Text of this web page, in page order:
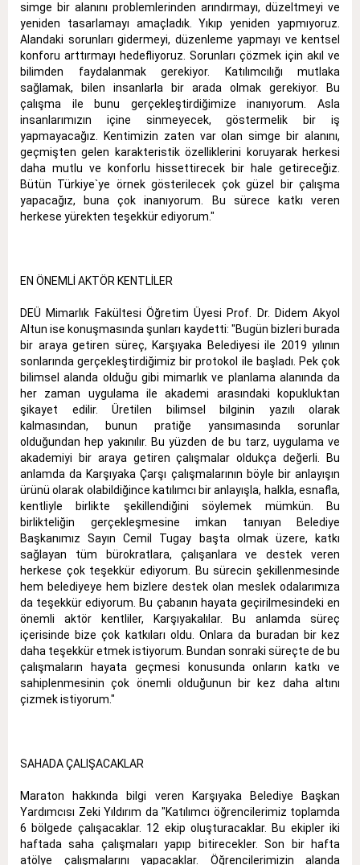
simge bir alanını problemlerinden arındırmayı, düzeltmeyi ve
yeniden tasarlamayı amaçladık. Yıkıp yeniden yapmıyoruz.
Alandaki sorunları gidermeyi, düzenleme yapmayı ve kentsel
konforu arttırmayı hedefliyoruz. Sorunları çözmek için akıl ve
bilimden faydalanmak gerekiyor. Katılımcılığı mutlaka
sağlamak, bilen insanlarla bir arada olmak gerekiyor. Bu
çalışma ile bunu gerçekleştirdiğimize inanıyorum. Asla
insanlarımızın içine sinmeyecek, göstermelik bir iş
yapmayacağız. Kentimizin zaten var olan simge bir alanını,
geçmişten gelen karakteristik özelliklerini koruyarak herkesi
daha mutlu ve konforlu hissettirecek bir hale getireceğiz.
Bütün Türkiye`ye örnek gösterilecek çok güzel bir çalışma
yapacağız, buna çok inanıyorum. Bu sürece katkı veren
herkese yürekten teşekkür ediyorum."
EN ÖNEMLİ AKTÖR KENTLİLER
DEÜ Mimarlık Fakültesi Öğretim Üyesi Prof. Dr. Didem Akyol
Altun ise konuşmasında şunları kaydetti: "Bugün bizleri burada
bir araya getiren süreç, Karşıyaka Belediyesi ile 2019 yılının
sonlarında gerçekleştirdiğimiz bir protokol ile başladı. Pek çok
bilimsel alanda olduğu gibi mimarlık ve planlama alanında da
her zaman uygulama ile akademi arasındaki kopukluktan
şikayet edilir. Üretilen bilimsel bilginin yazılı olarak
kalmasından, bunun pratiğe yansımasında sorunlar
olduğundan hep yakınılır. Bu yüzden de bu tarz, uygulama ve
akademiyi bir araya getiren çalışmalar oldukça değerli. Bu
anlamda da Karşıyaka Çarşı çalışmalarının böyle bir anlayışın
ürünü olarak olabildiğince katılımcı bir anlayışla, halkla, esnafla,
kentliyle birlikte şekillendiğini söylemek mümkün. Bu
birlikteliğin gerçekleşmesine imkan tanıyan Belediye
Başkanımız Sayın Cemil Tugay başta olmak üzere, katkı
sağlayan tüm bürokratlara, çalışanlara ve destek veren
herkese çok teşekkür ediyorum. Bu sürecin şekillenmesinde
hem belediyeye hem bizlere destek olan meslek odalarımıza
da teşekkür ediyorum. Bu çabanın hayata geçirilmesindeki en
önemli aktör kentliler, Karşıyakalılar. Bu anlamda süreç
içerisinde bize çok katkıları oldu. Onlara da buradan bir kez
daha teşekkür etmek istiyorum. Bundan sonraki süreçte de bu
çalışmaların hayata geçmesi konusunda onların katkı ve
sahiplenmesinin çok önemli olduğunun bir kez daha altını
çizmek istiyorum."
SAHADA ÇALIŞACAKLAR
Maraton hakkında bilgi veren Karşıyaka Belediye Başkan
Yardımcısı Zeki Yıldırım da "Katılımcı öğrencilerimiz toplamda
6 bölgede çalışacaklar. 12 ekip oluşturacaklar. Bu ekipler iki
haftada saha çalışmaları yapıp bitirecekler. Son bir hafta
atölye çalışmalarını yapacaklar. Öğrencilerimizin alanda